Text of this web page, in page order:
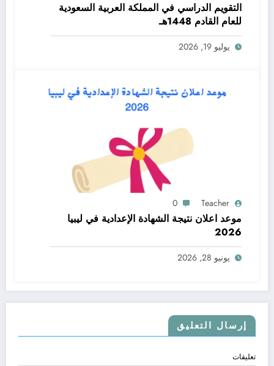
التقويم الدراسي في المملكة العربية السعودية
للعام القادم 1448هـ
يوليو 19, 2026
Teacher
0
موعد اعلان نتيجة الشهادة الإعدادية في ليبيا
2026
يونيو 28, 2026
إرسال التعليق
تعليقات